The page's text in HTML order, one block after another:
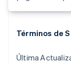
Términos de
Última